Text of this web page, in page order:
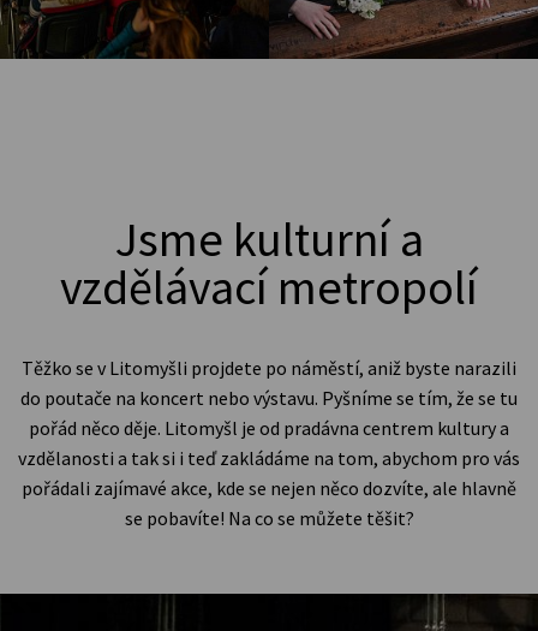
Jsme kulturní a
vzdělávací metropolí
Těžko se v Litomyšli projdete po náměstí, aniž byste narazili
do poutače na koncert nebo výstavu. Pyšníme se tím, že se tu
pořád něco děje. Litomyšl je od pradávna centrem kultury a
vzdělanosti a tak si i teď zakládáme na tom, abychom pro vás
pořádali zajímavé akce, kde se nejen něco dozvíte, ale hlavně
se pobavíte! Na co se můžete těšit?